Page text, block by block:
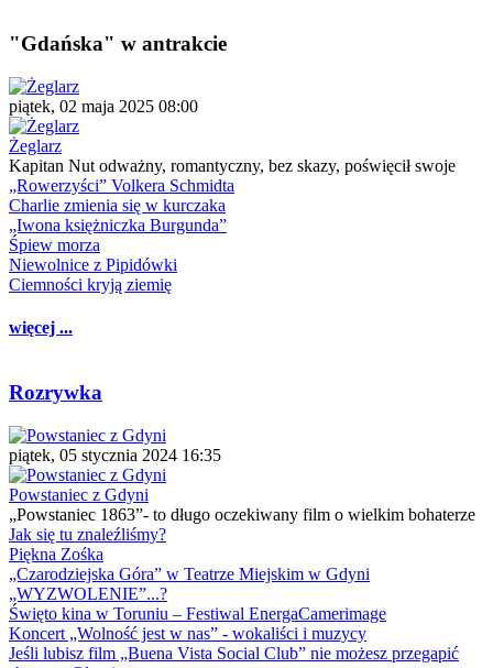
"Gdańska" w antrakcie
piątek, 02 maja 2025 08:00
Żeglarz
Kapitan Nut odważny, romantyczny, bez skazy, poświęcił swoje
„Rowerzyści” Volkera Schmidta
Charlie zmienia się w kurczaka
„Iwona księżniczka Burgunda”
Śpiew morza
Niewolnice z Pipidówki
Ciemności kryją ziemię
więcej ...
Rozrywka
piątek, 05 stycznia 2024 16:35
Powstaniec z Gdyni
„Powstaniec 1863”- to długo oczekiwany film o wielkim bohaterze
Jak się tu znaleźliśmy?
Piękna Zośka
„Czarodziejska Góra” w Teatrze Miejskim w Gdyni
„WYZWOLENIE”...?
Święto kina w Toruniu – Festiwal EnergaCamerimage
Koncert „Wolność jest w nas” - wokaliści i muzycy
Jeśli lubisz film „Buena Vista Social Club” nie możesz przegapić